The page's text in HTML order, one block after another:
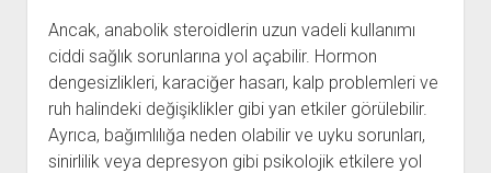
Ancak, anabolik steroidlerin uzun vadeli kullanımı
ciddi sağlık sorunlarına yol açabilir. Hormon
dengesizlikleri, karaciğer hasarı, kalp problemleri ve
ruh halindeki değişiklikler gibi yan etkiler görülebilir.
Ayrıca, bağımlılığa neden olabilir ve uyku sorunları,
sinirlilik veya depresyon gibi psikolojik etkilere yol